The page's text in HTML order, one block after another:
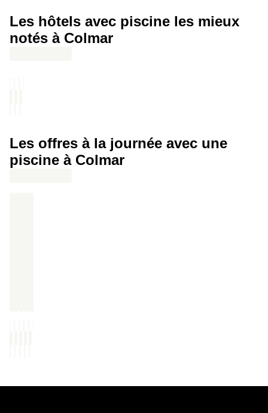
Les hôtels avec piscine les mieux
notés à Colmar
Les offres à la journée avec une
piscine à Colmar